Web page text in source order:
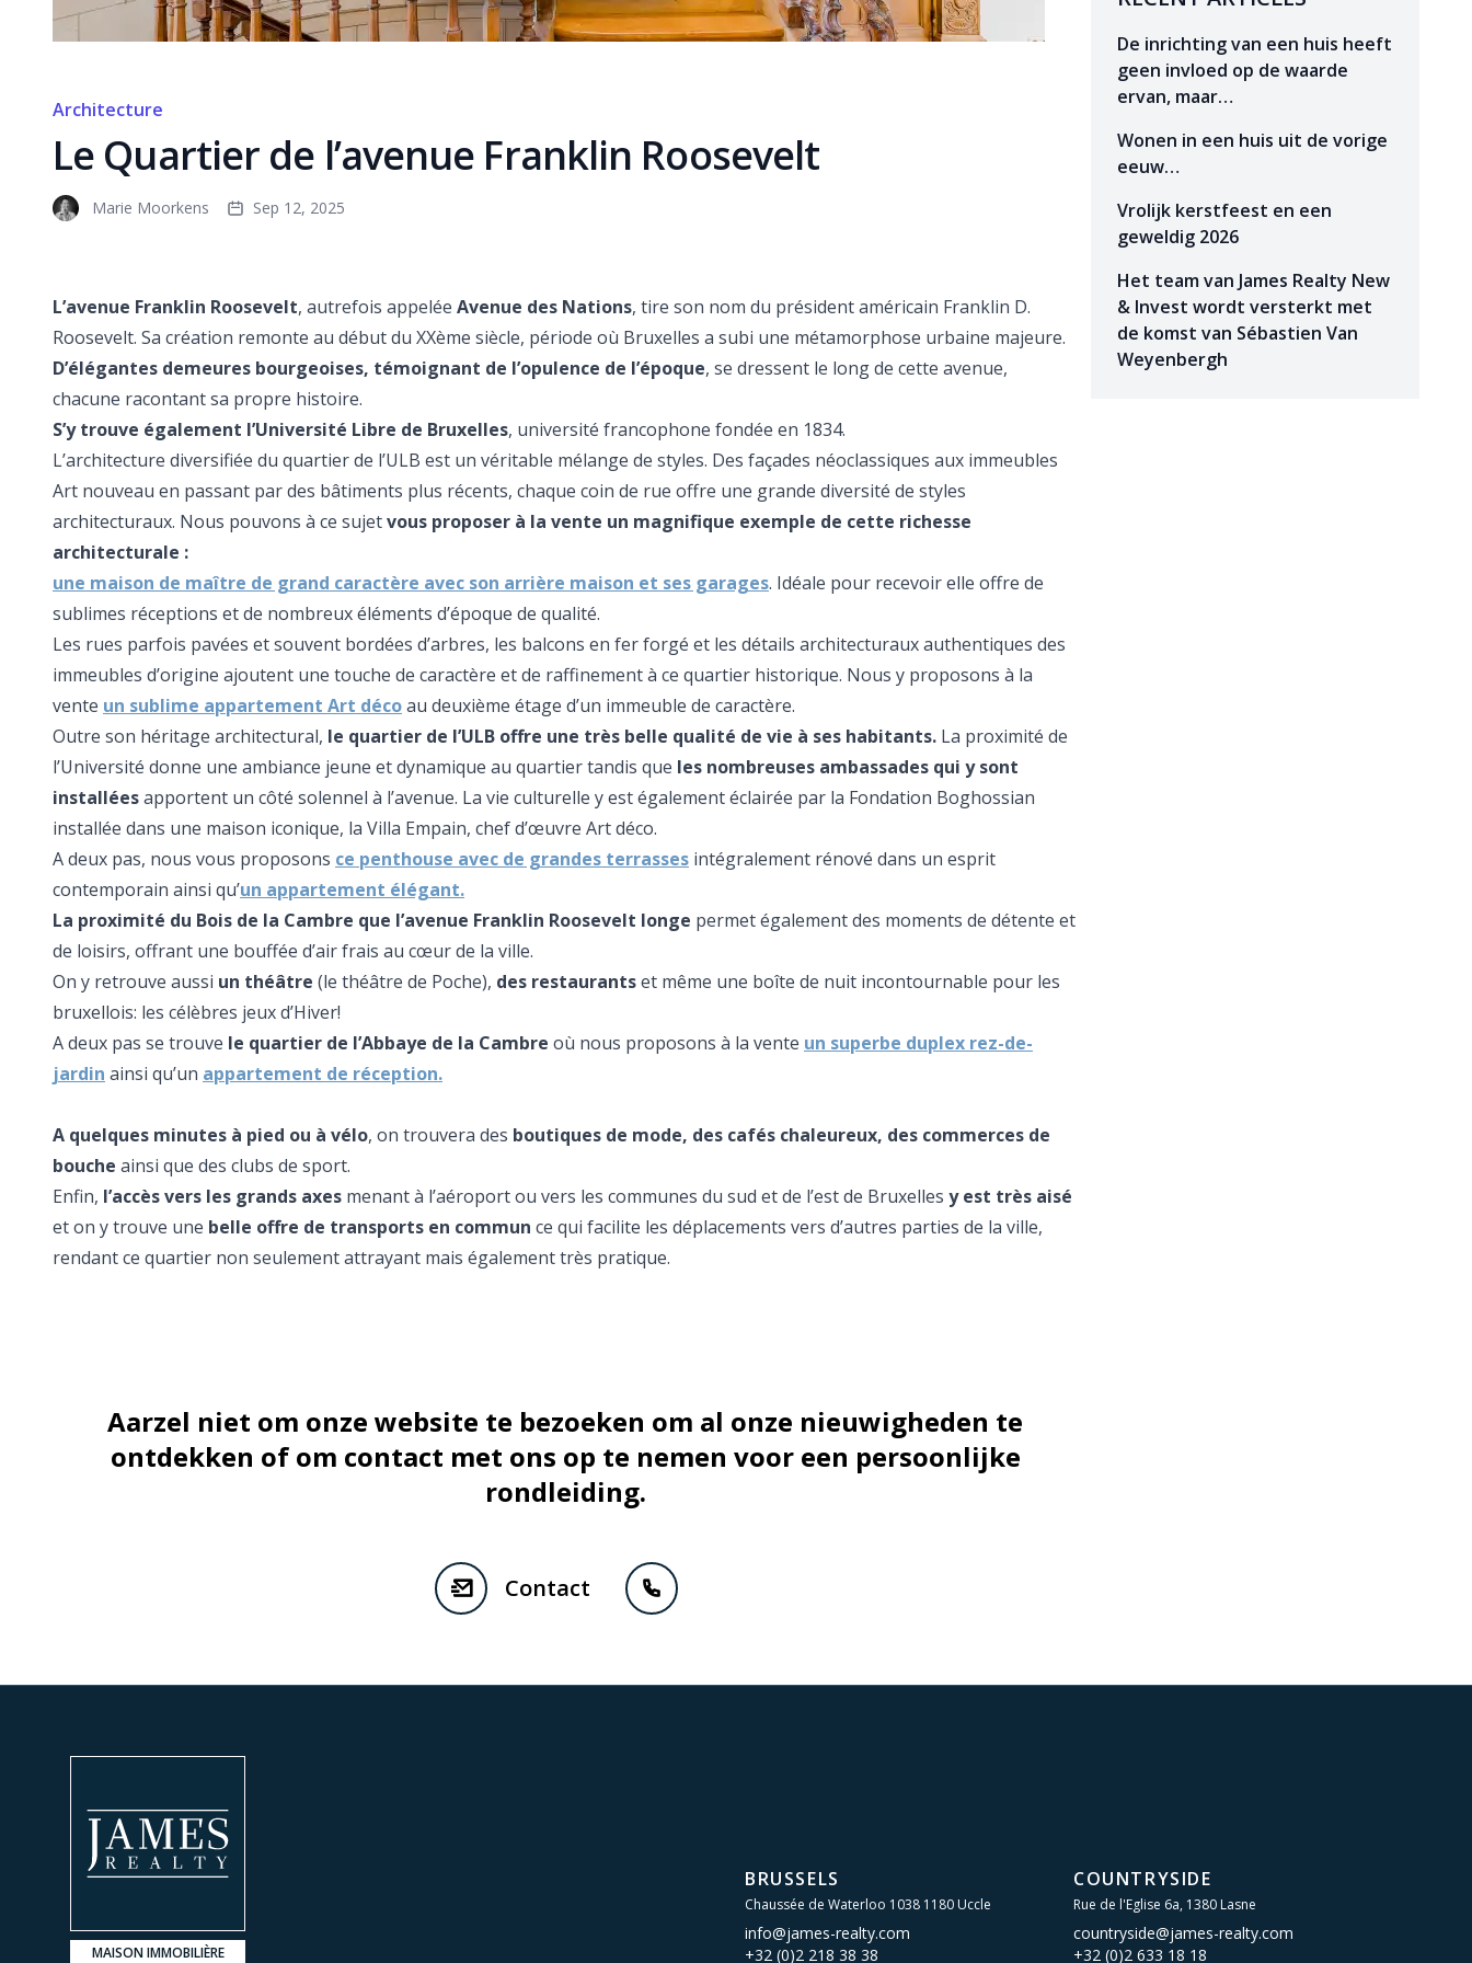
Architecture
Le Quartier de l’avenue Franklin Roosevelt
Marie Moorkens Sep 12, 2025
L’avenue Franklin Roosevelt, autrefois appelée Avenue des Nations, tire son nom du président américain Franklin D.
Roosevelt. Sa création remonte au début du XXème siècle, période où Bruxelles a subi une métamorphose urbaine majeure.
D’élégantes demeures bourgeoises, témoignant de l’opulence de l’époque, se dressent le long de cette avenue,
chacune racontant sa propre histoire.
S’y trouve également l’Université Libre de Bruxelles, université francophone fondée en 1834.
L’architecture diversifiée du quartier de l’ULB est un véritable mélange de styles. Des façades néoclassiques aux immeubles
Art nouveau en passant par des bâtiments plus récents, chaque coin de rue offre une grande diversité de styles
architecturaux. Nous pouvons à ce sujetvous proposer à la vente un magnifique exemple de cette richesse
architecturale :
une maison de maître de grand caractère avec son arrière maison et ses garages. Idéale pour recevoir elle offre de
sublimes réceptions et de nombreux éléments d’époque de qualité.
Les rues parfois pavées et souvent bordées d’arbres, les balcons en fer forgé et les détails architecturaux authentiques des
immeubles d’origine ajoutent une touche de caractère et de raffinement à ce quartier historique. Nous y proposons à la
vente un sublime appartement Art décoau deuxième étage d’un immeuble de caractère.
Outre son héritage architectural, le quartier de l’ULB offre une très belle qualité de vie à ses habitants. La proximité de
l’Université donne une ambiance jeune et dynamique au quartier tandis que les nombreuses ambassades qui y sont
installéesapportent un côté solennel à l’avenue. La vie culturelle y est également éclairée par la Fondation Boghossian
installée dans une maison iconique, la Villa Empain, chef d’œuvre Art déco.
A deux pas, nous vous proposons ce penthouse avec de grandes terrasses intégralement rénové dans un esprit
contemporain ainsi qu’un appartement élégant.
La proximité du Bois de la Cambre que l’avenue Franklin Roosevelt longe permet également des moments de détente et
de loisirs, offrant une bouffée d’air frais au cœur de la ville.
On y retrouve aussi un théâtre (le théâtre de Poche), des restaurantset même une boîte de nuit incontournable pour les
bruxellois: les célèbres jeux d’Hiver!
A deux pas se trouve le quartier de l’Abbaye de la Cambre où nous proposons à la vente un superbe duplex rez-de-
jardin ainsi qu’un appartement de réception.
A quelques minutes à pied ou à vélo, on trouvera des boutiques de mode, des cafés chaleureux, des commerces de
bouche ainsi que des clubs de sport.
Enfin, l’accès vers les grands axes menant à l’aéroport ou vers les communes du sud et de l’est de Bruxelles y est très aisé
et on y trouve une belle offre de transports en commun ce qui facilite les déplacements vers d’autres parties de la ville,
rendant ce quartier non seulement attrayant mais également très pratique.
Aarzel niet om onze website te bezoeken om al onze nieuwigheden te
ontdekken of om contact met ons op te nemen voor een persoonlijke
rondleiding.
Contact
De inrichting van een huis heeft
geen invloed op de waarde
ervan, maar…
Wonen in een huis uit de vorige
eeuw…
Vrolijk kerstfeest en een
geweldig 2026
Het team van James Realty New
& Invest wordt versterkt met
de komst van Sébastien Van
Weyenbergh
MAISON IMMOBILIÈRE
BRUSSELS
Chaussée de Waterloo 1038 1180 Uccle
info@james-realty.com
+32 (0)2 218 38 38
COUNTRYSIDE
Rue de l'Eglise 6a, 1380 Lasne
countryside@james-realty.com
+32 (0)2 633 18 18